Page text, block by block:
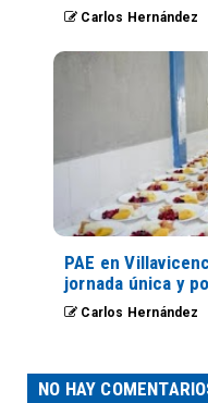
Carlos Hernández
PAE en
jornada única y
Carlos Hernández
NO HAY